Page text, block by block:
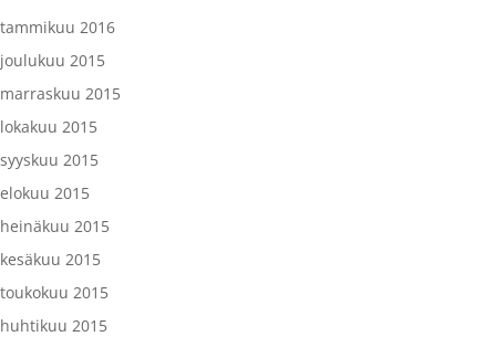
tammikuu 2016
joulukuu 2015
marraskuu 2015
lokakuu 2015
syyskuu 2015
elokuu 2015
heinäkuu 2015
kesäkuu 2015
toukokuu 2015
huhtikuu 2015